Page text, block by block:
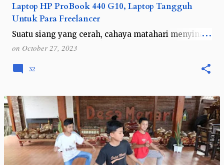
Laptop HP ProBook 440 G10, Laptop Tangguh
Untuk Para Freelancer
Suatu siang yang cerah, cahaya matahari menyinari
lembut di sebuah meja kerja seorang freelancer
yang penuh semangat. Ya, itulah saya kala sedang
bekerja di depan laptop. Aktivita…
on October 27, 2023
32